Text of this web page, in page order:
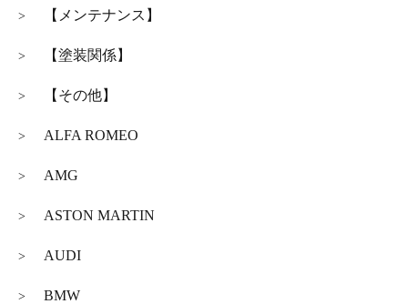
> 【メンテナンス】
> 【塗装関係】
> 【その他】
> ALFA ROMEO
> AMG
> ASTON MARTIN
> AUDI
> BMW